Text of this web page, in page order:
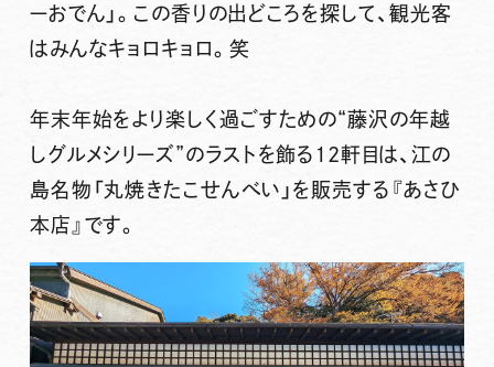
ーおでん」。この香りの出どころを探して、観光客
はみんなキョロキョロ。笑
年末年始をより楽しく過ごすための“藤沢の年越
しグルメシリーズ”のラストを飾る12軒目は、 江の
島名物「丸焼きたこせんべい」を販売する『あさひ
本店』 です。